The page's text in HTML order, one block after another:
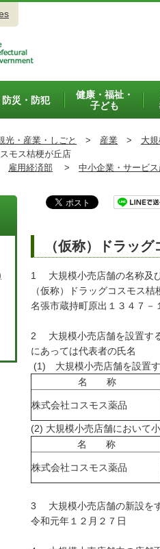
防災・防犯
健康・福祉・
子ども
光・産業・しごと > 産業 > 大
モス桔梗が丘店
雇用経済部 > 中小企業・サービ
（仮称）ドラッ
1 大規模小売店舗の名称及
（仮称）ドラッグコスモス桔
名張市蔵持町原出１３４７
2 大規模小売店舗を設置す
にあっては代表者の氏名
(1) 大規模小売店舗を設置
名 称
株式会社コスモス薬品
(2) 大規模小売店舗において
名 称
株式会社コスモス薬品
3 大規模小売店舗の新設を
令和元年１２月２７日